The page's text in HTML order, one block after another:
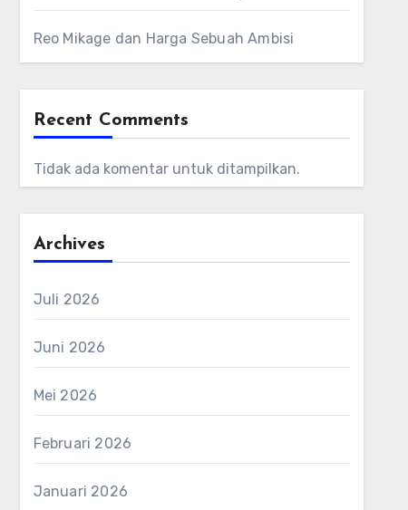
Reo Mikage dan Harga Sebuah Ambisi
Recent Comments
Tidak ada komentar untuk ditampilkan.
Archives
Juli 2026
Juni 2026
Mei 2026
Februari 2026
Januari 2026